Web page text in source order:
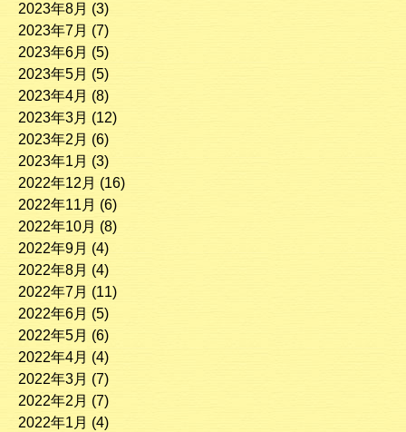
2023年8月 (3)
2023年7月 (7)
2023年6月 (5)
2023年5月 (5)
2023年4月 (8)
2023年3月 (12)
2023年2月 (6)
2023年1月 (3)
2022年12月 (16)
2022年11月 (6)
2022年10月 (8)
2022年9月 (4)
2022年8月 (4)
2022年7月 (11)
2022年6月 (5)
2022年5月 (6)
2022年4月 (4)
2022年3月 (7)
2022年2月 (7)
2022年1月 (4)